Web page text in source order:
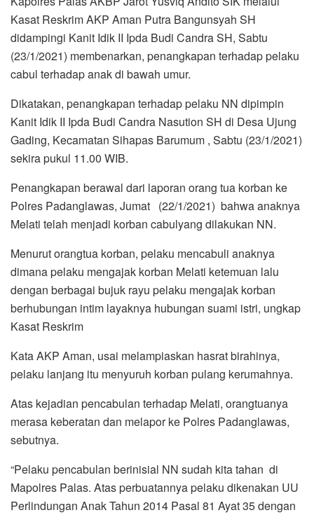
Kasat Reskrim AKP Aman Putra Bangunsyah SH
didampingi Kanit Idik II Ipda Budi Candra SH, Sabtu
(23/1/2021) membenarkan, penangkapan terhadap pelaku
cabul terhadap anak di bawah umur.
Dikatakan, penangkapan terhadap pelaku NN dipimpin
Kanit Idik II Ipda Budi Candra Nasution SH di Desa Ujung
Gading, Kecamatan Sihapas Barumum , Sabtu (23/1/2021)
sekira pukul 11.00 WIB.
Penangkapan berawal dari laporan orang tua korban ke
Polres Padanglawas, Jumat (22/1/2021) bahwa anaknya
Melati telah menjadi korban cabulyang dilakukan NN.
Menurut orangtua korban, pelaku mencabuli anaknya
dimana pelaku mengajak korban Melati ketemuan lalu
dengan berbagai bujuk rayu pelaku mengajak korban
berhubungan intim layaknya hubungan suami istri, ungkap
Kasat Reskrim
Kata AKP Aman, usai melampiaskan hasrat birahinya,
pelaku lanjang itu menyuruh korban pulang kerumahnya.
Atas kejadian pencabulan terhadap Melati, orangtuanya
merasa keberatan dan melapor ke Polres Padanglawas,
sebutnya.
“Pelaku pencabulan berinisial NN sudah kita tahan di
Mapolres Palas. Atas perbuatannya pelaku dikenakan UU
Perlindungan Anak Tahun 2014 Pasal 81 Ayat 35 dengan